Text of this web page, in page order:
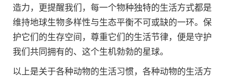
造力，更提醒我们，每一个物种独特的生活方式都是
维持地球生物多样性与生态平衡不可或缺的一环。保
护它们的生存空间，尊重它们的生活节律，便是守护
我们共同拥有的、这个生机勃勃的星球。
以上是关于各种动物的生活习惯，各种动物的生活方